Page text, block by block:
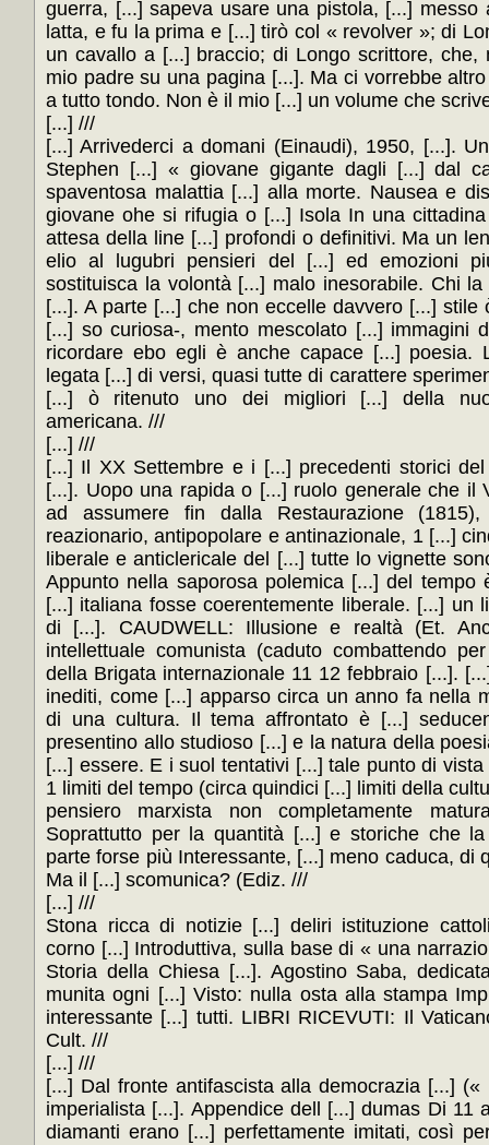
[...] ///
[...] Arrivederci a domani (Einaudi), 1950, [...].
Stephen [...] « giovane gigante dagli [...] dal
spaventosa malattia [...] alla morte. Nausea e
giovane ohe si rifugia o [...] Isola In una
attesa della line [...] profondi o definitivi. Ma un
elio al lugubri pensieri del [...] ed emozioni
sostituisca la volontà [...] malo inesorabile. Chi
[...]. A parte [...] che non eccelle davvero [...]
[...] so curiosa-, mento mescolato [...] immagini
ricordare ebo egli è anche capace [...] poesia.
legata [...] di versi, quasi tutte di carattere
[...] ò ritenuto uno dei migliori [...] della
americana. ///
[...] ///
[...] Il XX Settembre e i [...] precedenti storici
[...]. Uopo una rapida o [...] ruolo generale che il
ad assumere fin dalla Restaurazione
reazionario, antipopolare e antinazionale, 1 [...]
liberale e anticlericale del [...] tutte lo vignette
Appunto nella saporosa polemica [...] del tempo
[...] italiana fosse coerentemente liberale. [...] un
di [...]. CAUDWELL: Illusione e realtà (Et.
intellettuale comunista (caduto combattendo
della Brigata internazionale 11 12 febbraio [...].
inediti, come [...] apparso circa un anno fa nella
di una cultura. Il tema affrontato è [...]
presentino allo studioso [...] e la natura della
[...] essere. E i suol tentativi [...] tale punto di
1 limiti del tempo (circa quindici [...] limiti della
pensiero marxista non completamente
Soprattutto per la quantità [...] e storiche che
parte forse più Interessante, [...] meno caduca, di
Ma il [...] scomunica? (Ediz. ///
[...] ///
Stona ricca di notizie [...] deliri istituzione
corno [...] Introduttiva, sulla base di « una
Storia della Chiesa [...]. Agostino Saba,
munita ogni [...] Visto: nulla osta alla stampa
interessante [...] tutti. LIBRI RICEVUTI: Il
Cult. ///
[...] ///
[...] Dal fronte antifascista alla democrazia [...]
imperialista [...]. Appendice dell [...] dumas Di 11
diamanti erano [...] perfettamente imitati, così